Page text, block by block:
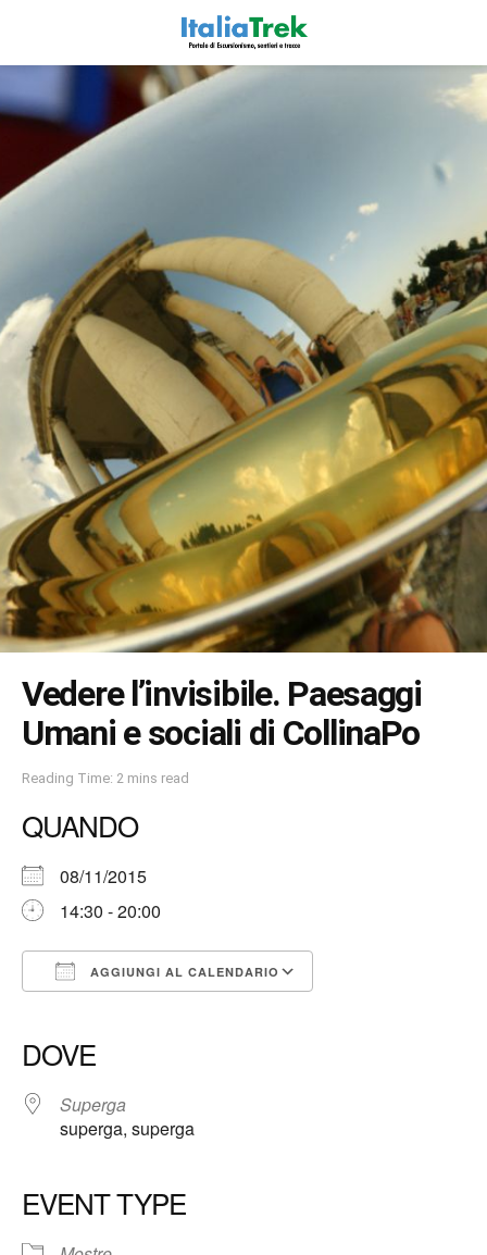
Vedere l’invisibile. Paesaggi
Umani e sociali di CollinaPo
Reading Time: 2 mins read
QUANDO
08/11/2015
14:30 - 20:00
AGGIUNGI AL CALENDARIO
DOVE
Superga
superga, superga
EVENT TYPE